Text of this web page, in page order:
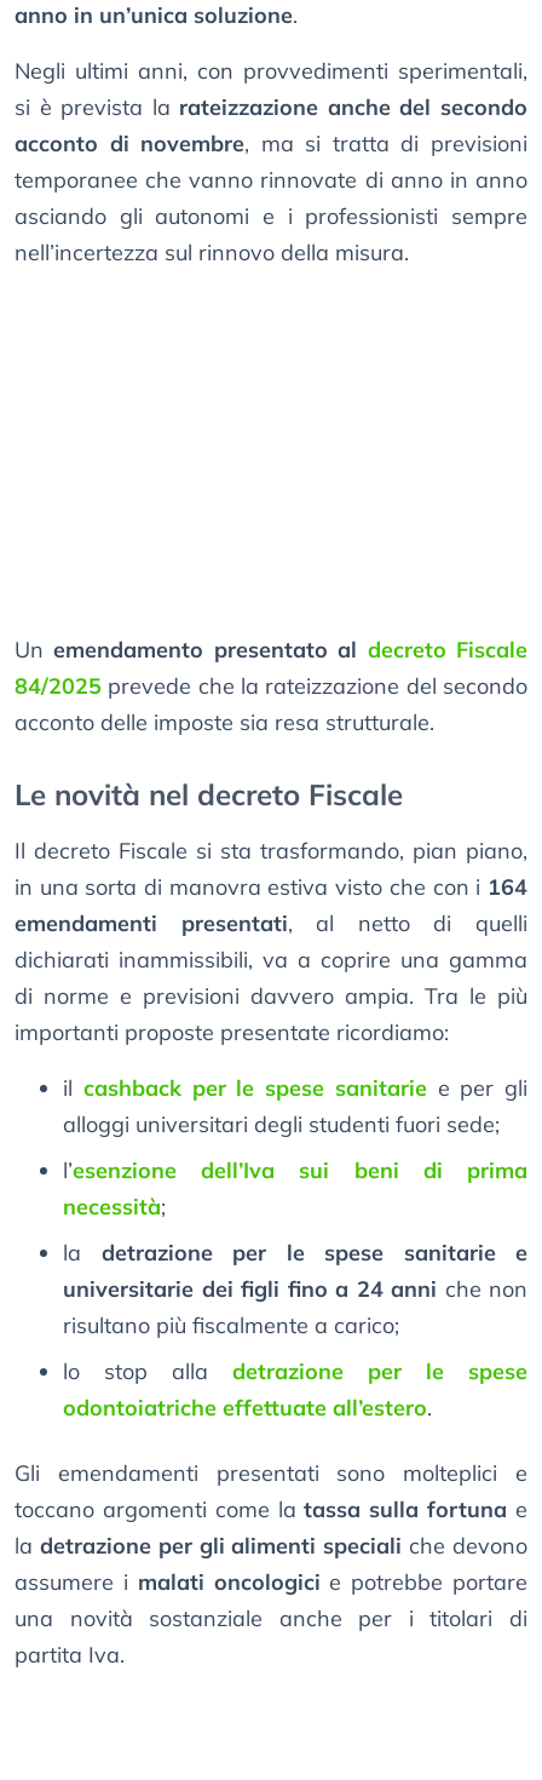
anno in un’unica soluzione.
Negli ultimi anni, con provvedimenti sperimentali,
si è prevista la rateizzazione anche del secondo
acconto di novembre, ma si tratta di previsioni
temporanee che vanno rinnovate di anno in anno
asciando gli autonomi e i professionisti sempre
nell’incertezza sul rinnovo della misura.
Unemendamento presentato al decreto Fiscale
84/2025 prevede che la rateizzazione del secondo
acconto delle imposte sia resa strutturale.
Le novità nel decreto Fiscale
Il decreto Fiscale si sta trasformando, pian piano,
in una sorta di manovra estiva visto che con i 164
emendamenti presentati, al netto di quelli
dichiarati inammissibili, va a coprire una gamma
di norme e previsioni davvero ampia. Tra le più
importanti proposte presentate ricordiamo:
il cashback per le spese sanitariee per gli
alloggi universitari degli studenti fuori sede;
l’esenzione dell’Iva sui beni di prima
necessità;
la detrazione per le spese sanitarie e
universitarie dei figli fino a 24 anni che non
risultano più fiscalmente a carico;
lo stop alla detrazione per le spese
odontoiatriche effettuate all’estero.
Gli emendamenti presentati sono molteplici e
toccano argomenti come latassa sulla fortuna e
la detrazione per gli alimenti speciali che devono
assumere i malati oncologici e potrebbe portare
una novità sostanziale anche per i titolari di
partita Iva.